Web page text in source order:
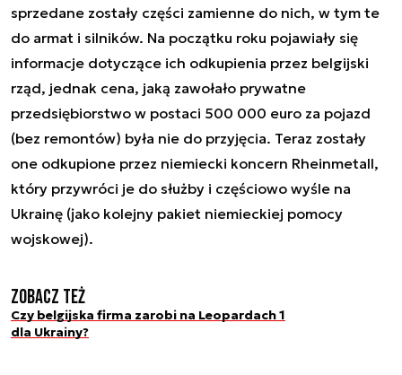
sprzedane zostały części zamienne do nich, w tym te
do armat i silników. Na początku roku pojawiały się
informacje dotyczące ich odkupienia przez belgijski
rząd, jednak cena, jaką zawołało prywatne
przedsiębiorstwo w postaci 500 000 euro za pojazd
(bez remontów) była nie do przyjęcia. Teraz zostały
one odkupione przez niemiecki koncern Rheinmetall,
który przywróci je do służby i częściowo wyśle na
Ukrainę (jako kolejny pakiet niemieckiej pomocy
wojskowej).
Zobacz też
Czy belgijska firma zarobi na Leopardach 1
dla Ukrainy?